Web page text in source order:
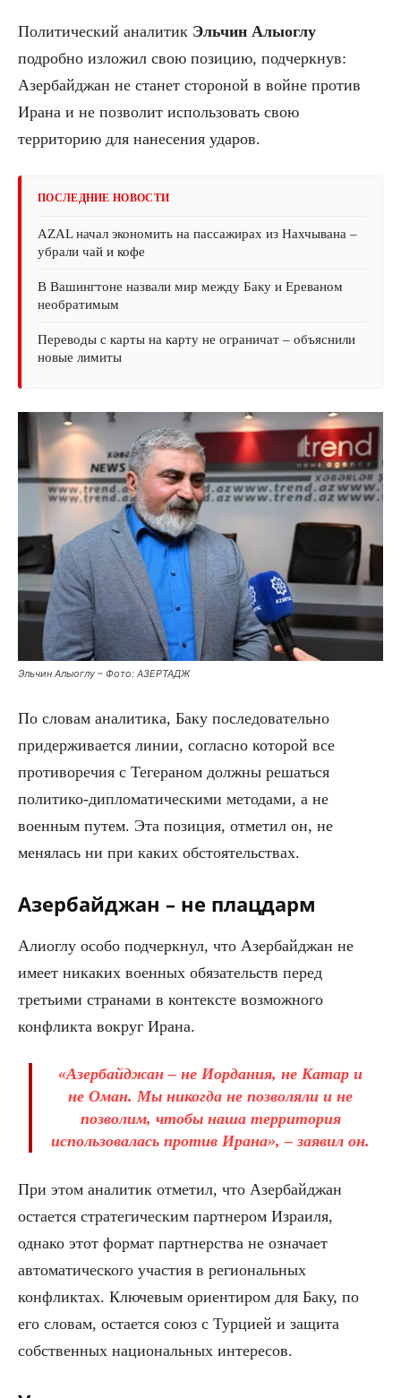
Политический аналитик Эльчин Алыоглу
подробно изложил свою позицию, подчеркнув:
Азербайджан не станет стороной в войне против
Ирана и не позволит использовать свою
территорию для нанесения ударов.
ПОСЛЕДНИЕ НОВОСТИ
AZAL начал экономить на пассажирах из Нахчывана –
убрали чай и кофе
В Вашингтоне назвали мир между Баку и Ереваном
необратимым
Переводы с карты на карту не ограничат – объяснили
новые лимиты
Эльчин Алыоглу – Фото: АЗЕРТАДЖ
По словам аналитика, Баку последовательно
придерживается линии, согласно которой все
противоречия с Тегераном должны решаться
политико-дипломатическими методами, а не
военным путем. Эта позиция, отметил он, не
менялась ни при каких обстоятельствах.
Азербайджан – не плацдарм
Алиоглу особо подчеркнул, что Азербайджан не
имеет никаких военных обязательств перед
третьими странами в контексте возможного
конфликта вокруг Ирана.
«Азербайджан – не Иордания, не Катар и
не Оман. Мы никогда не позволяли и не
позволим, чтобы наша территория
использовалась против Ирана», – заявил он.
При этом аналитик отметил, что Азербайджан
остается стратегическим партнером Израиля,
однако этот формат партнерства не означает
автоматического участия в региональных
конфликтах. Ключевым ориентиром для Баку, по
его словам, остается союз с Турцией и защита
собственных национальных интересов.